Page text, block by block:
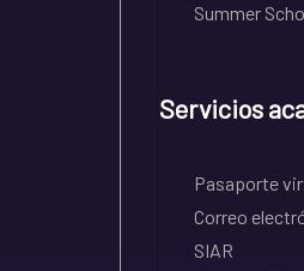
Summer
Servicios
Pasaporte
Correo
SIAR